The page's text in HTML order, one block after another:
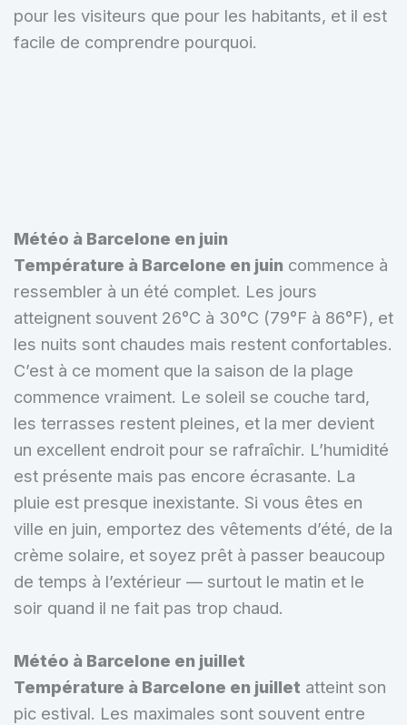
pour les visiteurs que pour les habitants, et il est
facile de comprendre pourquoi.
Météo à Barcelone en juin
Température à Barcelone en juin commence à
ressembler à un été complet. Les jours
atteignent souvent 26°C à 30°C (79°F à 86°F), et
les nuits sont chaudes mais restent confortables.
C’est à ce moment que la saison de la plage
commence vraiment. Le soleil se couche tard,
les terrasses restent pleines, et la mer devient
un excellent endroit pour se rafraîchir. L’humidité
est présente mais pas encore écrasante. La
pluie est presque inexistante. Si vous êtes en
ville en juin, emportez des vêtements d’été, de la
crème solaire, et soyez prêt à passer beaucoup
de temps à l’extérieur — surtout le matin et le
soir quand il ne fait pas trop chaud.
Météo à Barcelone en juillet
Température à Barcelone en juillet atteint son
pic estival. Les maximales sont souvent entre